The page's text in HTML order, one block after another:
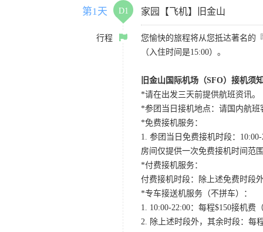
第1天 D1 家园【飞机】旧金山
行程
您愉快的旅程将从您抵达著名的
（入住时间是15:00）。
旧金山国际机场（SFO）接机须
*请在出发三天前提供航班资讯。
*参团当日接机地点：请国内航班
*免费接机服务：
1. 参团当日免费接机时段：
房间仅提供一次免费接机时间范
*付费接机服务：
付费接机时段：除上述免费时段
*专车接送机服务（不拼车）：
1. 10:00-22:00：每程$150接机
2. 除上述时段外，其余时段：每